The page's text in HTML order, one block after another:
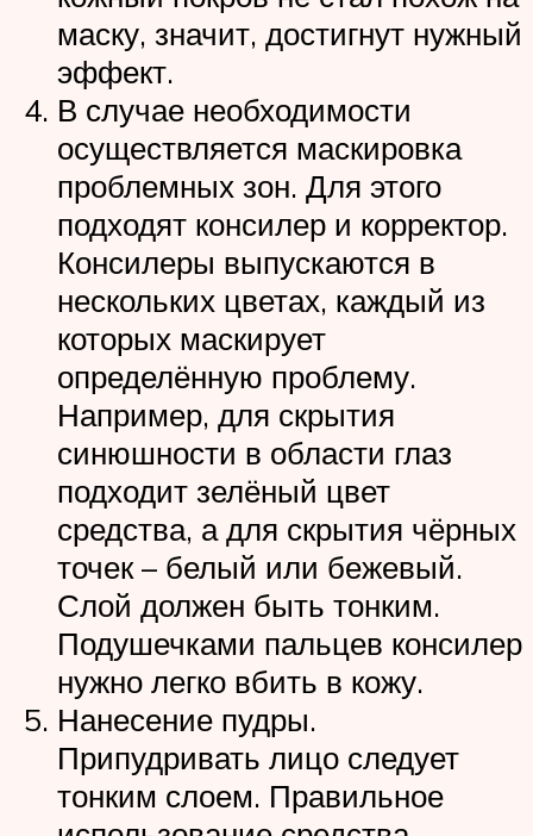
маску, значит, достигнут нужный
эффект.
В случае необходимости
осуществляется маскировка
проблемных зон. Для этого
подходят консилер и корректор.
Консилеры выпускаются в
нескольких цветах, каждый из
которых маскирует
определённую проблему.
Например, для скрытия
синюшности в области глаз
подходит зелёный цвет
средства, а для скрытия чёрных
точек – белый или бежевый.
Слой должен быть тонким.
Подушечками пальцев консилер
нужно легко вбить в кожу.
Нанесение пудры.
Припудривать лицо следует
тонким слоем. Правильное